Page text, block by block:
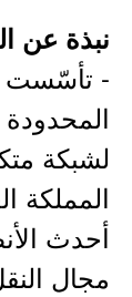
نبذة عن
- تأسّست
لشبكة
المملكة
أحدث
مجال